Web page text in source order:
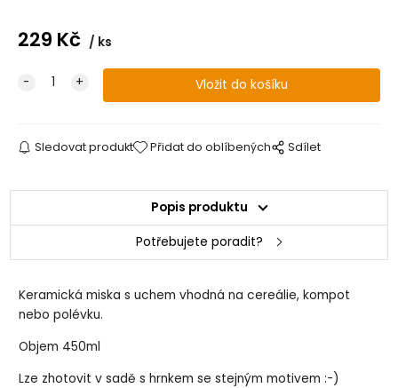
229 Kč ks
Sledovat produkt Přidat do oblíbených Sdílet
Popis produktu
Potřebujete poradit?
Keramická miska s uchem vhodná na cereálie, kompot
nebo polévku.
Objem 450ml
Lze zhotovit v sadě s hrnkem se stejným motivem :-)